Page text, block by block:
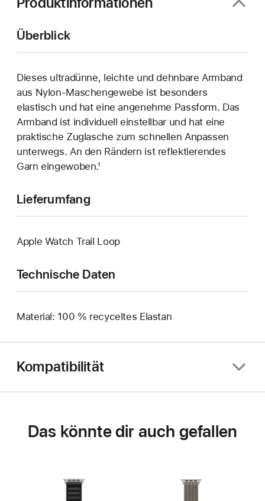
Überblick
Dieses ultradünne, leichte und dehnbare Armband
aus Nylon-Maschengewebe ist besonders
elastisch und hat eine angenehme Passform. Das
Armband ist individuell einstellbar und hat eine
praktische Zuglasche zum schnellen Anpassen
unterwegs. An den Rändern ist reflektierendes
Garn eingewoben.¹
Lieferumfang
Apple Watch Trail Loop
Technische Daten
Material: 100 % recyceltes Elastan
Kompatibilität
Das könnte dir auch gefallen